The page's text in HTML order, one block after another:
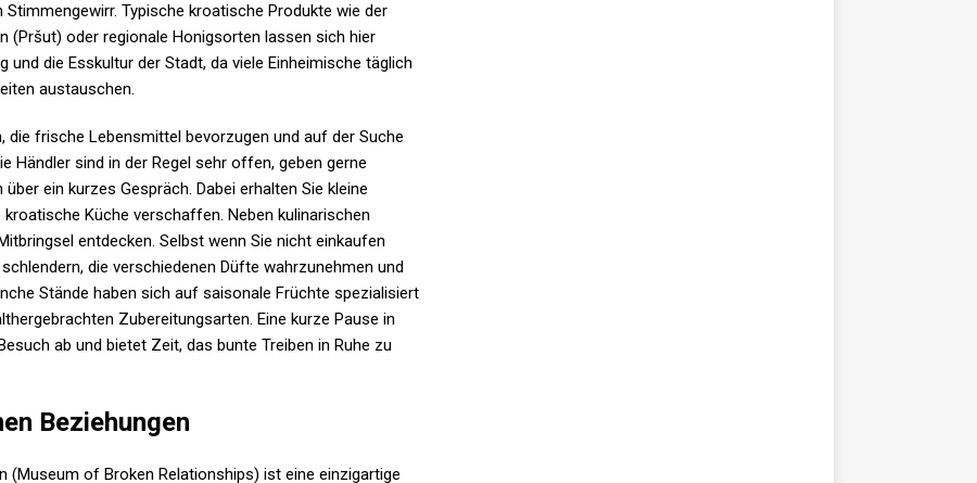
Typische kroatische Produkte wie der
(Pršut) oder regionale Honigsorten lassen sich hier
und die Esskultur der Stadt, da viele Einheimische täglich
austauschen.
die frische Lebensmittel bevorzugen und auf der Suche
Händler sind in der Regel sehr offen, geben gerne
ein kurzes Gespräch. Dabei erhalten Sie kleine
Küche verschaffen. Neben kulinarischen
entdecken. Selbst wenn Sie nicht einkaufen
die verschiedenen Düfte wahrzunehmen und
Stände haben sich auf saisonale Früchte spezialisiert
Zubereitungsarten. Eine kurze Pause in
ab und bietet Zeit, das bunte Treiben in Ruhe zu
Beziehungen
(Museum of Broken Relationships) ist eine einzigartige